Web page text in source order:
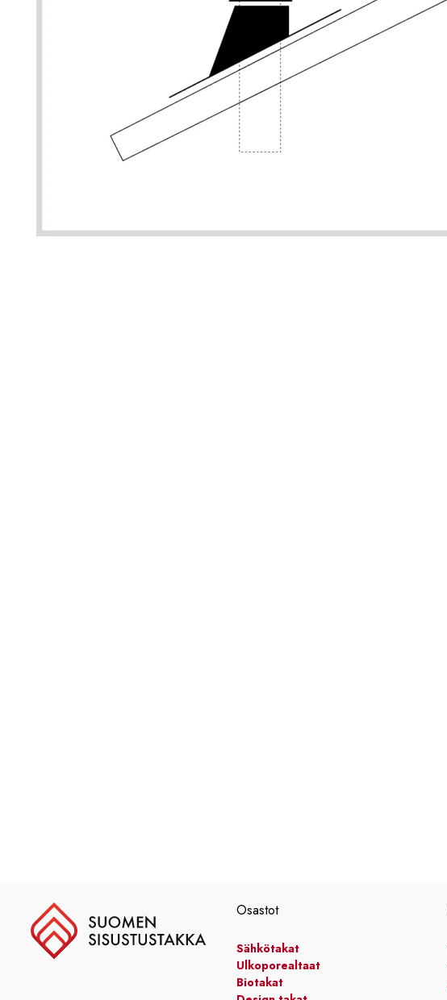
FAQ
Osastot
Sähkötakat
Ulkoporealtaat
Biotakat